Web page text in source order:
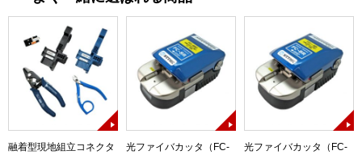
融着型現地組立コネクタ
光ファイバカッタ（FC-
光ファイバカッタ（FC-